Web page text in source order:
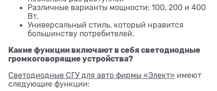
Различные варианты мощности: 100, 200 и 400
Вт.
Универсальный стиль, который нравится
большинству потребителей.
Какие функции включают в себя светодиодные
громкоговорящие устройства?
Светодиодные СГУ для авто фирмы «Элект» имеют
следующие функции: